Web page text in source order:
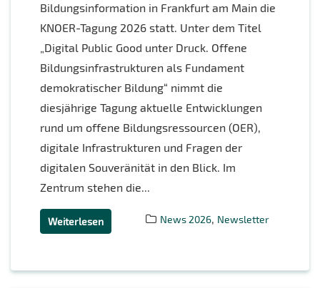
Bildungsinformation in Frankfurt am Main die
KNOER-Tagung 2026 statt. Unter dem Titel
„Digital Public Good unter Druck. Offene
Bildungsinfrastrukturen als Fundament
demokratischer Bildung“ nimmt die
diesjährige Tagung aktuelle Entwicklungen
rund um offene Bildungsressourcen (OER),
digitale Infrastrukturen und Fragen der
digitalen Souveränität in den Blick. Im
Zentrum stehen die...
News 2026, Newsletter
Weiterlesen